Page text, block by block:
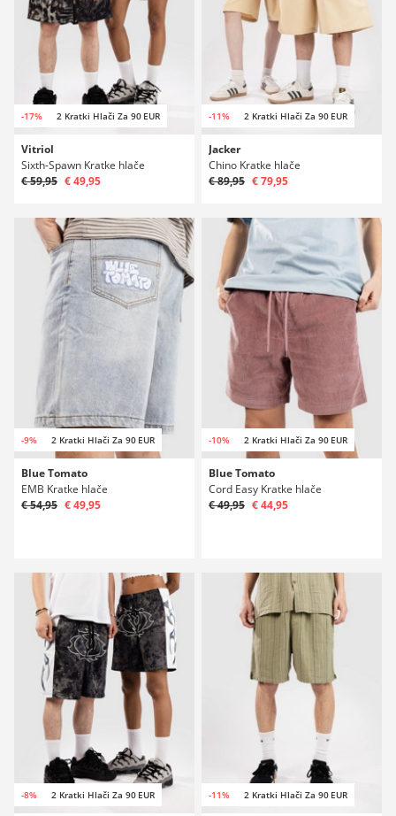
-17% 2 Kratki Hlači Za 90 EUR
Vitriol
Sixth-Spawn Kratke hlače
€ 59,95 € 49,95
-11% 2 Kratki Hlači Za 90 EUR
Jacker
Chino Kratke hlače
€ 89,95 € 79,95
-9% 2 Kratki Hlači Za 90 EUR
Blue Tomato
EMB Kratke hlače
€ 54,95 € 49,95
-10% 2 Kratki Hlači Za 90 EUR
Blue Tomato
Cord Easy Kratke hlače
€ 49,95 € 44,95
-8% 2 Kratki Hlači Za 90 EUR -11% 2 Kratki Hlači Za 90 EUR